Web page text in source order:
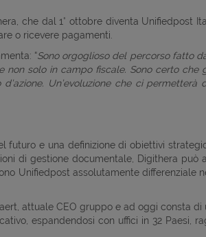
che dal 1° ottobre diventa Unifiedpost
o ricevere pagamenti.
“Sono orgoglioso del percorso fatto
solo in campo fiscale. Sono certo
Un’evoluzione che ci
futuro e una definizione di obiettivi
di gestione documentale, Digithera
Unifiedpost assolutamente differenziale
attuale CEO gruppo e ad oggi consta
espandendosi con uffici in 32 Paesi,